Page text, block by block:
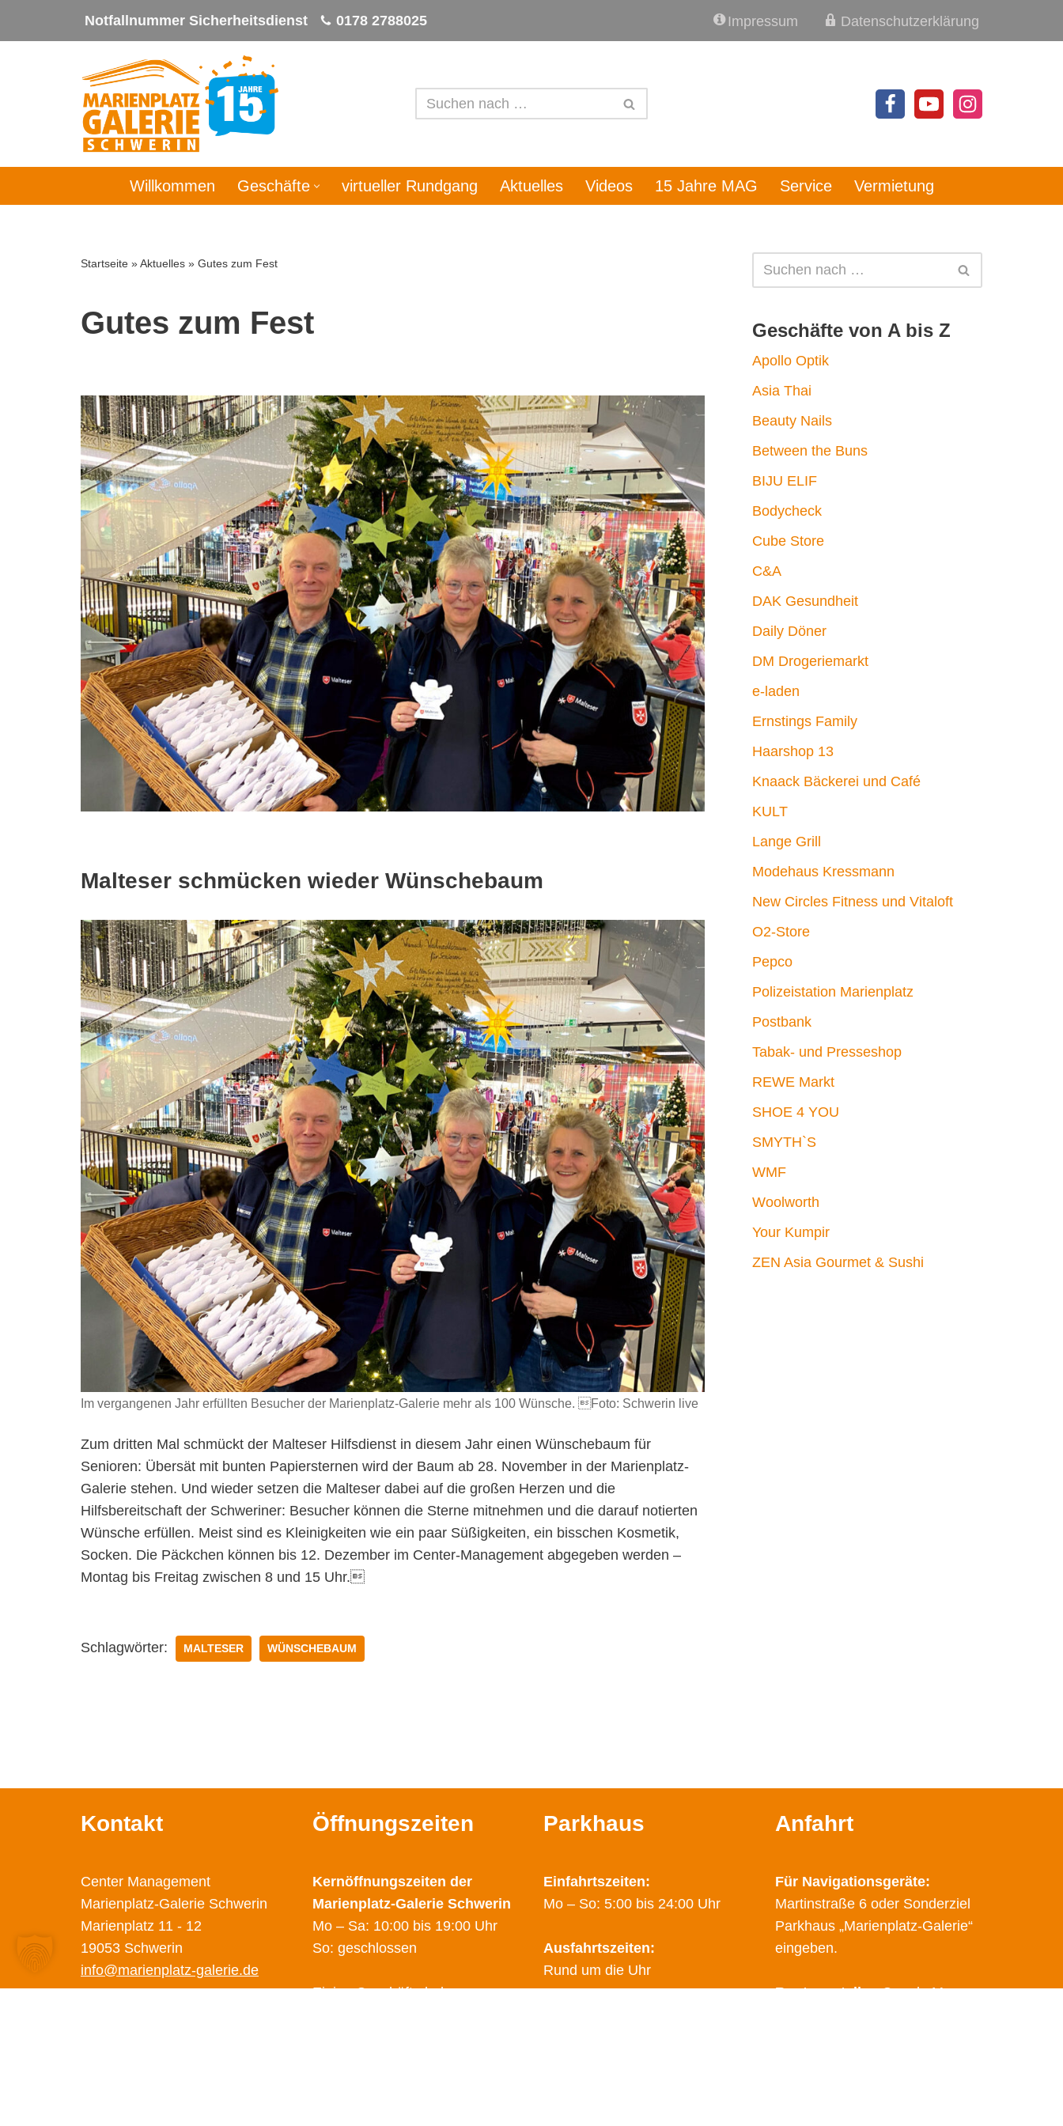
Zum
Notfallnummer Sicherheitsdienst 0178 2788025 Impressum Datenschutzerklärung
Willkommen Geschäfte virtueller Rundgang Aktuelles Videos 15 Jahre MAG Service Vermietung
Startseite »Aktuelles » Gutes zum Fest
Gutes zum Fest
Malteser schmücken wieder Wünschebaum
Im vergangenen Jahr erfüllten Besucher der Marienplatz-Galerie mehr als 100 Wünsche. Foto: Schwerin live
Zum dritten Mal schmückt der Malteser Hilfsdienst in diesem Jahr einen Wünschebaum für
Senioren: Übersät mit bunten Papiersternen wird der Baum ab 28. November in der Marienplatz-
Galerie stehen. Und wieder setzen die Malteser dabei auf die großen Herzen und die
Hilfsbereitschaft der Schweriner: Besucher können die Sterne mitnehmen und die darauf notierten
Wünsche erfüllen. Meist sind es Kleinigkeiten wie ein paar Süßigkeiten, ein bisschen Kosmetik,
Socken. Die Päckchen können bis 12. Dezember im Center-Management abgegeben werden –
Montag bis Freitag zwischen 8 und 15 Uhr.
Schlagwörter: MALTESER WÜNSCHEBAUM
Geschäfte von A bis Z
Apollo Optik
Asia Thai
Beauty Nails
Between the Buns
BIJU ELIF
Bodycheck
Cube Store
C&A
DAK Gesundheit
Daily Döner
DM Drogeriemarkt
e-laden
Ernstings Family
Haarshop 13
Knaack Bäckerei und Café
KULT
Lange Grill
Modehaus Kressmann
New Circles Fitness und Vitaloft
O2-Store
Pepco
Polizeistation Marienplatz
Postbank
Tabak- und Presseshop
REWE Markt
SHOE 4 YOU
SMYTH`S
WMF
Woolworth
Your Kumpir
ZEN Asia Gourmet & Sushi
Kontakt
Center Management
Marienplatz-Galerie Schwerin
Marienplatz 11 - 12
19053 Schwerin
info@marienplatz-galerie.de
Öffnungszeiten
Kernöffnungszeiten der
Marienplatz-Galerie Schwerin
Mo – Sa: 10:00 bis 19:00 Uhr
So: geschlossen
Einige Geschäfte haben
Parkhaus
Einfahrtszeiten:
Mo – So: 5:00 bis 24:00 Uhr
Ausfahrtszeiten:
Rund um die Uhr
Anfahrt
Für Navigationsgeräte:
Martinstraße 6 oder Sonderziel
Parkhaus „Marienplatz-Galerie“
eingeben.
Route erstellenGoogle Maps